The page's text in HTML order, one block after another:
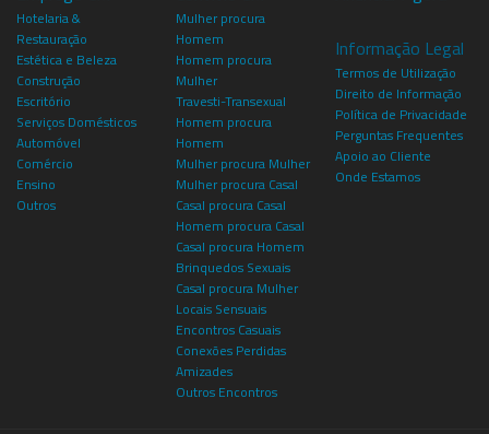
Hotelaria &
Restauração
Estética e Beleza
Construção
Escritório
Serviços Domésticos
Automóvel
Comércio
Ensino
Outros
Mulher procura
Homem
Homem procura
Mulher
Travesti-Transexual
Homem procura
Homem
Mulher procura Mulher
Mulher procura Casal
Casal procura Casal
Homem procura Casal
Casal procura Homem
Brinquedos Sexuais
Casal procura Mulher
Locais Sensuais
Encontros Casuais
Conexões Perdidas
Amizades
Outros Encontros
Informação Legal
Termos de Utilização
Direito de Informação
Política de Privacidade
Perguntas Frequentes
Apoio ao Cliente
Onde Estamos